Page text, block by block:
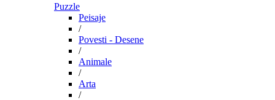
Puzzle
Peisaje
/
Povesti - Desene
/
Animale
/
Arta
/